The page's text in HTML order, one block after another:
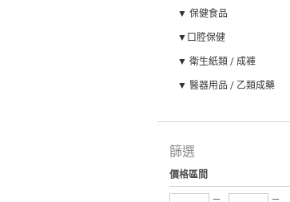
▼ 保健食品
▼口腔保健
▼ 衛生紙類 / 成褲
▼ 醫器用品 / 乙類成藥
篩選
價格區間